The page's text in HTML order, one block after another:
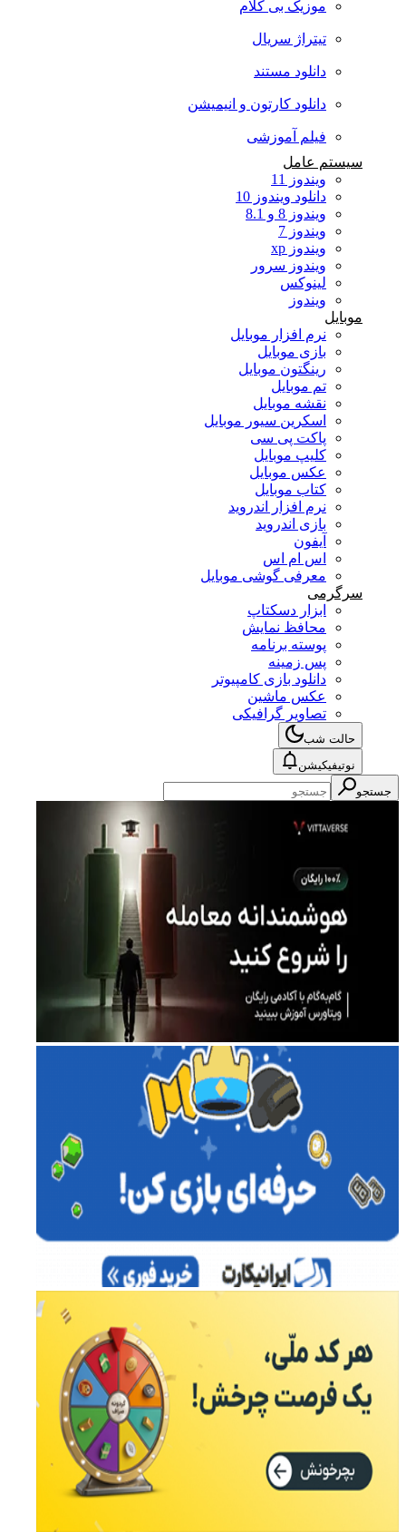
موزیک بی کلام
تیتراژ سریال
دانلود مستند
دانلود کارتون و انیمیشن
فیلم آموزشی
سیستم عامل
ویندوز 11
دانلود ویندوز 10
ویندوز 8 و 8.1
ویندوز 7
ویندوز xp
ویندوز سرور
لینوکس
ویندوز
موبایل
نرم افزار موبایل
بازی موبایل
رینگتون موبایل
تم موبایل
نقشه موبایل
اسکرین سیور موبایل
پاکت پی سی
کلیپ موبایل
عکس موبایل
کتاب موبایل
نرم افزار اندروید
بازی اندروید
آیفون
اس ام اس
معرفی گوشی موبایل
سرگرمی
ابزار دسکتاپ
محافظ نمایش
پوسته برنامه
پس زمینه
دانلود بازی کامپیوتر
عکس ماشین
تصاویر گرافیکی
حالت شب
نوتیفیکیشن
جستجو